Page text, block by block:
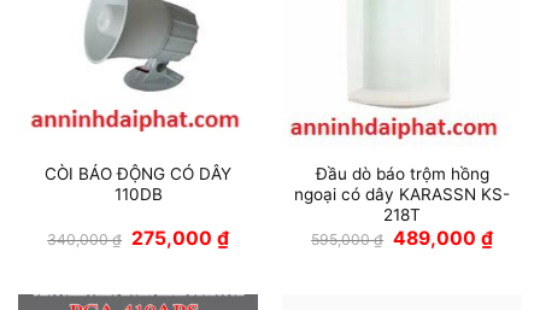
CÒI BÁO ĐỘNG CÓ DÂY
110DB
340,000₫ Giá
gốc
275,000 ₫Giá
hiện
275,000 ₫.
Đầu dò báo trộm hồng
ngoại có dây KARASSN KS-
218T
595,000₫ Giá
gốc
489,000 ₫Giá
hiện